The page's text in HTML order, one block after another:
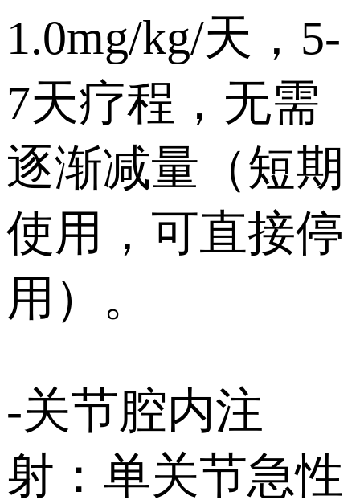
1.0mg/kg/天，5-
7天疗程，无需
逐渐减量（短期
使用，可直接停
用）。
-关节腔内注
射：单关节急性